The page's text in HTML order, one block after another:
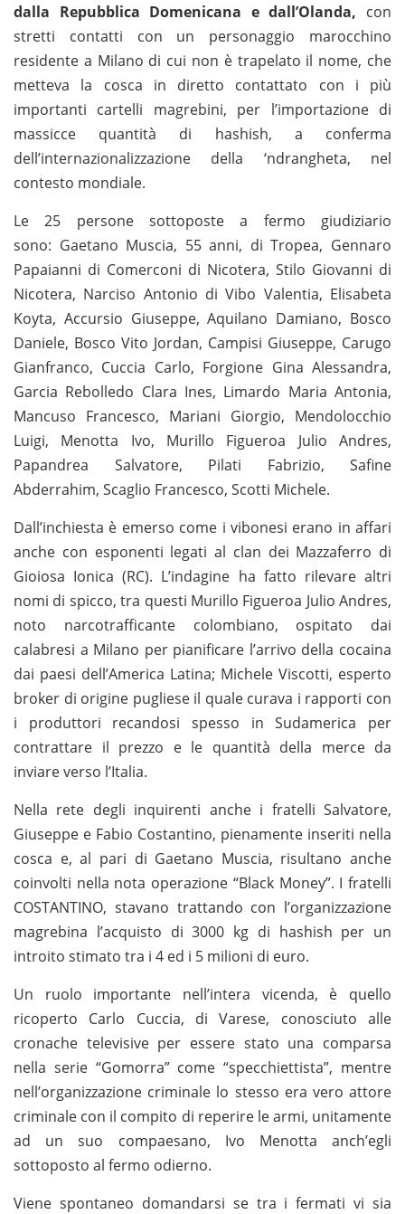
dalla Repubblica Domenicana e dall’Olanda, con
stretti contatti con un personaggio marocchino
residente a Milano di cui non è trapelato il nome, che
metteva la cosca in diretto contattato con i più
importanti cartelli magrebini, per l’importazione di
massicce quantità di hashish, a conferma
dell’internazionalizzazione della ‘ndrangheta, nel
contesto mondiale.
Le 25 persone sottoposte a fermo giudiziario
sono: Gaetano Muscia, 55 anni, di Tropea, Gennaro
Papaianni di Comerconi di Nicotera, Stilo Giovanni di
Nicotera, Narciso Antonio di Vibo Valentia, Elisabeta
Koyta, Accursio Giuseppe, Aquilano Damiano, Bosco
Daniele, Bosco Vito Jordan, Campisi Giuseppe, Carugo
Gianfranco, Cuccia Carlo, Forgione Gina Alessandra,
Garcia Rebolledo Clara Ines, Limardo Maria Antonia,
Mancuso Francesco, Mariani Giorgio, Mendolocchio
Luigi, Menotta Ivo, Murillo Figueroa Julio Andres,
Papandrea Salvatore, Pilati Fabrizio, Safine
Abderrahim, Scaglio Francesco, Scotti Michele.
Dall’inchiesta è emerso come i vibonesi erano in affari
anche con esponenti legati al clan dei Mazzaferro di
Gioiosa Ionica (RC). L’indagine ha fatto rilevare altri
nomi di spicco, tra questi Murillo Figueroa Julio Andres,
noto narcotrafficante colombiano, ospitato dai
calabresi a Milano per pianificare l’arrivo della cocaina
dai paesi dell’America Latina; Michele Viscotti, esperto
broker di origine pugliese il quale curava i rapporti con
i produttori recandosi spesso in Sudamerica per
contrattare il prezzo e le quantità della merce da
inviare verso l’Italia.
Nella rete degli inquirenti anche i fratelli Salvatore,
Giuseppe e Fabio Costantino, pienamente inseriti nella
cosca e, al pari di Gaetano Muscia, risultano anche
coinvolti nella nota operazione “Black Money”. I fratelli
COSTANTINO, stavano trattando con l’organizzazione
magrebina l’acquisto di 3000 kg di hashish per un
introito stimato tra i 4 ed i 5 milioni di euro.
Un ruolo importante nell’intera vicenda, è quello
ricoperto Carlo Cuccia, di Varese, conosciuto alle
cronache televisive per essere stato una comparsa
nella serie “Gomorra” come “specchiettista”, mentre
nell’organizzazione criminale lo stesso era vero attore
criminale con il compito di reperire le armi, unitamente
ad un suo compaesano, Ivo Menotta anch’egli
sottoposto al fermo odierno.
Viene spontaneo domandarsi se tra i fermati vi sia